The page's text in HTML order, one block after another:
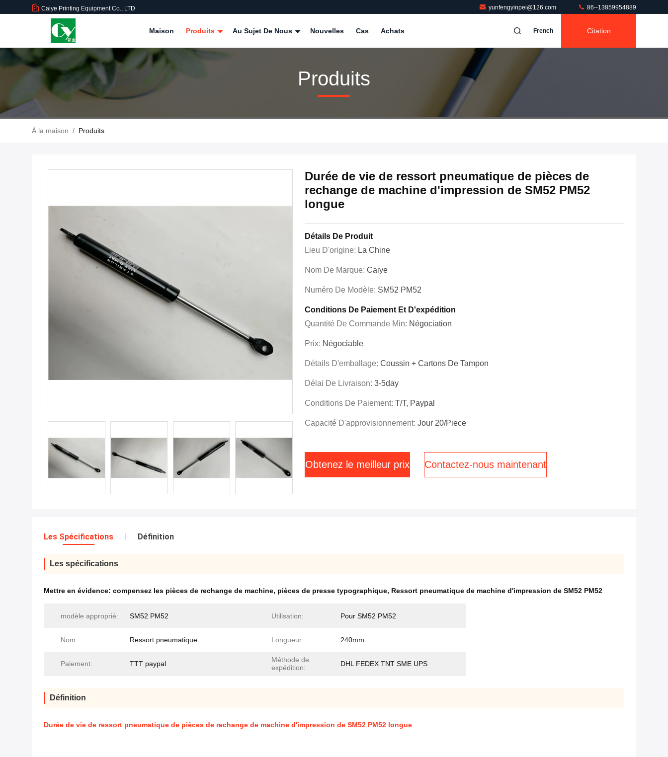
Caiye Printing Equipment Co., LTD yunfengyinpei@126.com 86--13859954889
Maison Produits Au Sujet De Nous Nouvelles Cas Achats French Citation
Produits
À la maison / Produits
Durée de vie de ressort pneumatique de pièces de
rechange de machine d'impression de SM52 PM52
longue
Détails De Produit
Lieu D'origine: La Chine
Nom De Marque: Caiye
Numéro De Modèle: SM52 PM52
Conditions De Paiement Et D'expédition
Quantité De Commande Min: Négociation
Prix: Négociable
Détails D'emballage: Coussin + Cartons De Tampon
Délai De Livraison: 3-5day
Conditions De Paiement: T/T, Paypal
Capacité D'approvisionnement: Jour 20/piece
Obtenez le meilleur prix Contactez-nous maintenant
Les Spécifications Définition
Les spécifications
Mettre en évidence: compensez les pièces de rechange de machine, pièces de presse typographique, Ressort pneumatique de machine d'impression de SM52 PM52
modèle approprié: SM52 PM52 Utilisation: Pour SM52 PM52
Nom: Ressort pneumatique Longueur: 240mm
Paiement: TTT paypal
Méthode de
expédition:
DHL FEDEX TNT SME UPS
Définition
Durée de vie de ressort pneumatique de pièces de rechange de machine d'impression de SM52 PM52 longue